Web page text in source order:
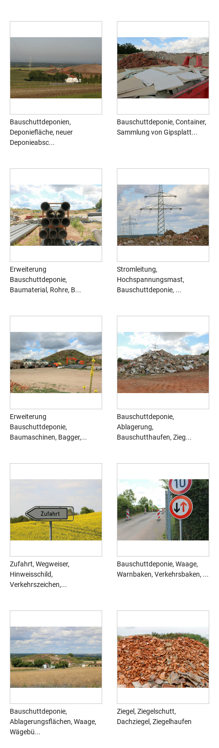
Bauschuttdeponien,
Deponiefläche, neuer
Deponieabsc...
Bauschuttdeponie, Container,
Sammlung von Gipsplatt...
Erweiterung
Bauschuttdeponie,
Baumaterial, Rohre, B...
Stromleitung,
Hochspannungsmast,
Bauschuttdeponie, ...
Erweiterung
Bauschuttdeponie,
Baumaschinen, Bagger,...
Bauschuttdeponie,
Ablagerung,
Bauschutthaufen, Zieg...
Zufahrt, Wegweiser,
Hinweisschild,
Verkehrszeichen,...
Bauschuttdeponie, Waage,
Warnbaken, Verkehrsbaken, ...
Bauschuttdeponie,
Ablagerungsflächen, Waage,
Wägebü...
Ziegel, Ziegelschutt,
Dachziegel, Ziegelhaufen